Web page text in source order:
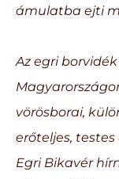
ámulatba ejti
Az egri
vörösborai,
erőteljes,
Egri Bikavér